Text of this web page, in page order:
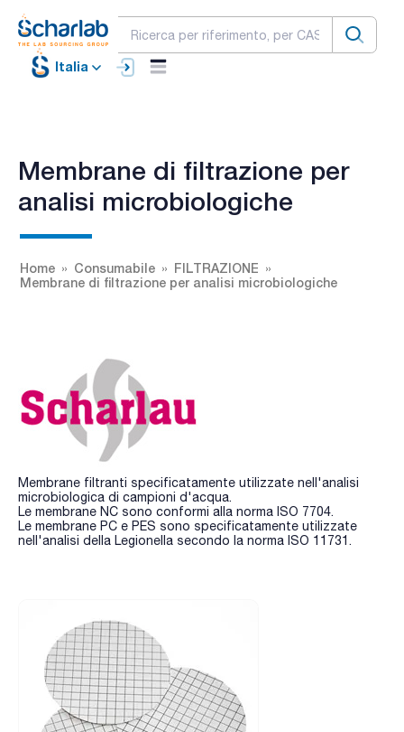
Italia
Membrane di filtrazione per
analisi microbiologiche
Home Consumabile
FILTRAZIONE
Membrane di filtrazione per analisi microbiologiche
Membrane filtranti specificatamente utilizzate nell'analisi
microbiologica di campioni d'acqua.
Le membrane NC sono conformi alla norma ISO 7704.
Le membrane PC e PES sono specificatamente utilizzate
nell'analisi della Legionella secondo la norma ISO 11731.